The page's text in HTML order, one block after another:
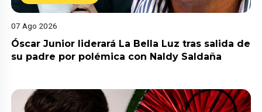
07 Ago 2026
Óscar Junior liderará La Bella Luz tras salida de
su padre por polémica con Naldy Saldaña